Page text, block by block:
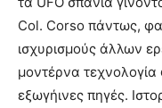
Col. Corso πάντως,
ισχυρισμούς άλλων
μοντέρνα
εξωγήινες πηγές.